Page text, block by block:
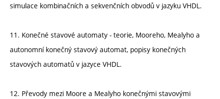
simulace kombinačních a sekvenčních obvodů v jazyku VHDL.
11. Konečné stavové automaty - teorie, Mooreho, Mealyho a
autonomní konečný stavový automat, popisy konečných
stavových automatů v jazyce VHDL.
12. Převody mezi Moore a Mealyho konečnými stavovými